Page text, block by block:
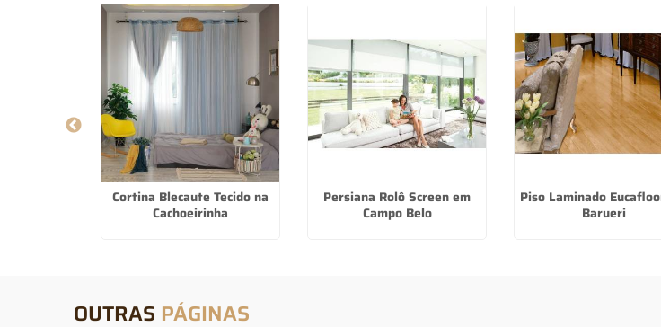
Cortina Blecaute Tecido na
Cachoeirinha
Persiana Rolô Screen em
Campo Belo
Piso Laminado
Barueri
OUTRAS PÁGINAS